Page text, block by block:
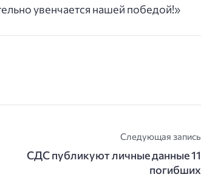
увенчается нашей победой!»
Следующая запись
СДС публикуют личные данные 11
погибших